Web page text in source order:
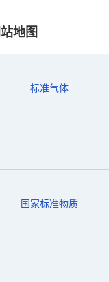
地图
标准气体
国家标准物质